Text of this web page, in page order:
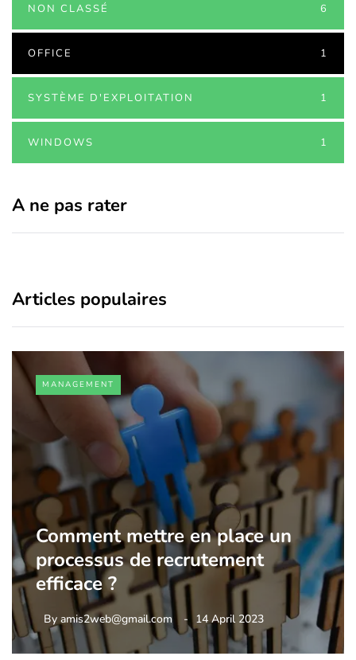
NON CLASSÉ 6
OFFICE 1
SYSTÈME D'EXPLOITATION 1
WINDOWS 1
A ne pas rater
Articles populaires
MANAGEMENT
Comment mettre en place un
processus de recrutement
efficace ?
By amis2web@gmail.com 14 April 2023